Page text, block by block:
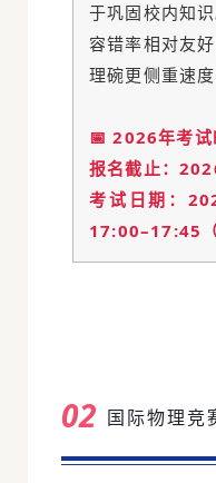
于巩固校内知识
容错率相对友
理碗更侧重速度
📅 2026年考试
报名截止：
考试日期：
17:00–17:45（
02 国际物理竞